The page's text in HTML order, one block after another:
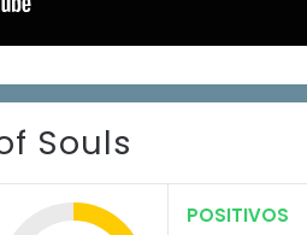
Souls
POSITIVOS